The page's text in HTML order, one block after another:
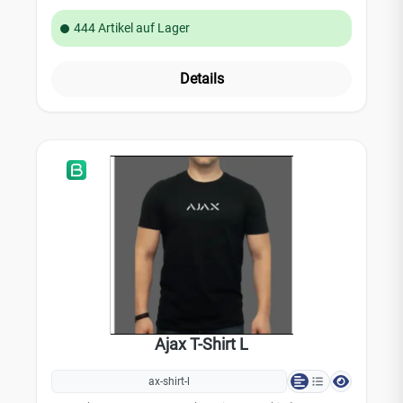
444 Artikel auf Lager
Details
Ajax T-Shirt L
ax-shirt-l